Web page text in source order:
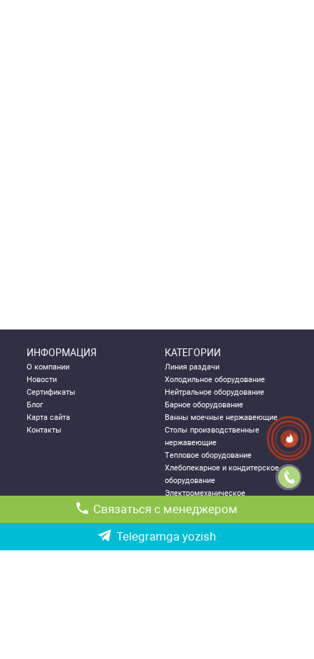
ИНФОРМАЦИЯ
О компании
Новости
Сертификаты
Блог
Карта сайта
Контакты
КАТЕГОРИИ
Линия раздачи
Холодильное оборудование
Нейтральное оборудование
Барное оборудование
Ванны моечные нержавеющие
Столы производственные
нержавеющие
Тепловое оборудование
Хлебопекарное и кондитерское
оборудование
Электромеханическое
оборудование
Посудомоечное оборудование
Стеллажи металлические
Связаться с менеджером
Telegramga yozish